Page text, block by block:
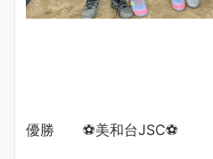
優勝 ⚽️美和台JSC⚽️